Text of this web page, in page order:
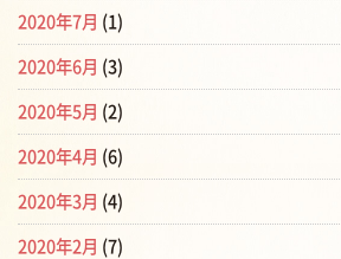
2020年7月 (1)
2020年6月 (3)
2020年5月 (2)
2020年4月 (6)
2020年3月 (4)
2020年2月 (7)